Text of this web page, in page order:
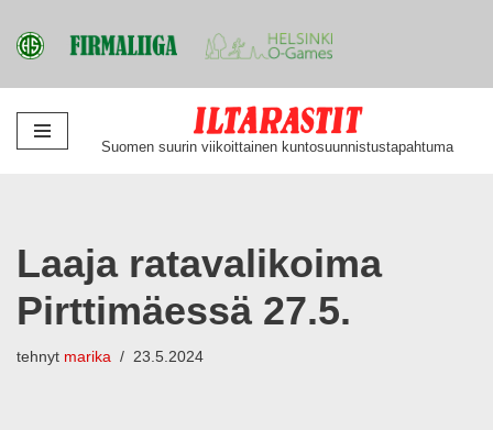
Siirry
Suomen suurin viikoittainen kuntosuunnistustapahtuma
Laaja ratavalikoima
Pirttimäessä 27.5.
tehnyt marika 23.5.2024